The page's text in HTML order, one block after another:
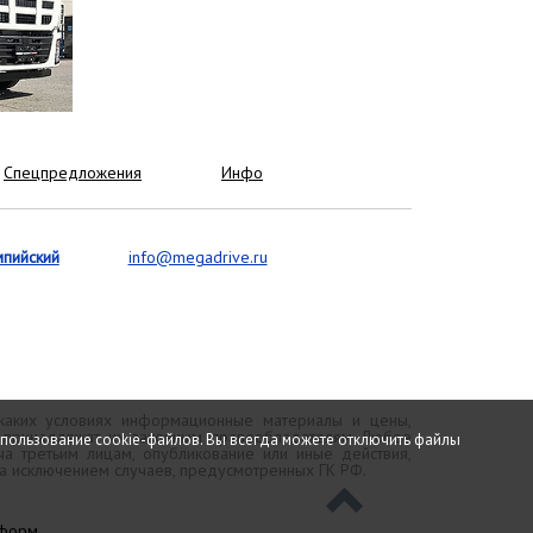
Спецпредложения Инфо
info@megadrive.ru
условиях информационные материалы и цены,
их законным правообладателям. Любое
третьим лицам, опубликование или иные действия,
исключением случаев, предусмотренных ГК РФ.
cookie-файлов. Вы всегда можете отключить файлы